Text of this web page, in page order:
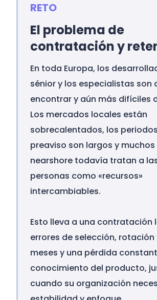
RETO
El problema de
contratación y
En toda Europa, los
sénior y los especialistas son
encontrar y aún más difíciles
Los mercados locales están
sobrecalentados, los
preaviso son largos y
nearshore todavía tratan a
personas como «recursos»
intercambiables.
Esto lleva a una contratación
errores de selección, rotación
meses y una pérdida
conocimiento del producto,
cuando su organización